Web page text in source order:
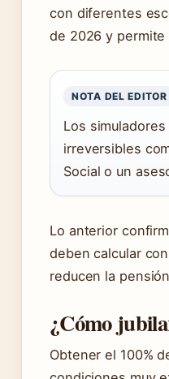
con diferentes
de 2026 y permite
NOTA DEL EDITOR
Los
irreversibles
Social o un
Lo anterior
deben calcular
reducen la
¿Cómo
Obtener el 100%